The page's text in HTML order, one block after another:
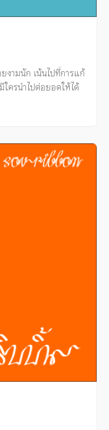
งามนัก เน้นไปที่การแก้
ครนำไปต่อยอดให้ได้